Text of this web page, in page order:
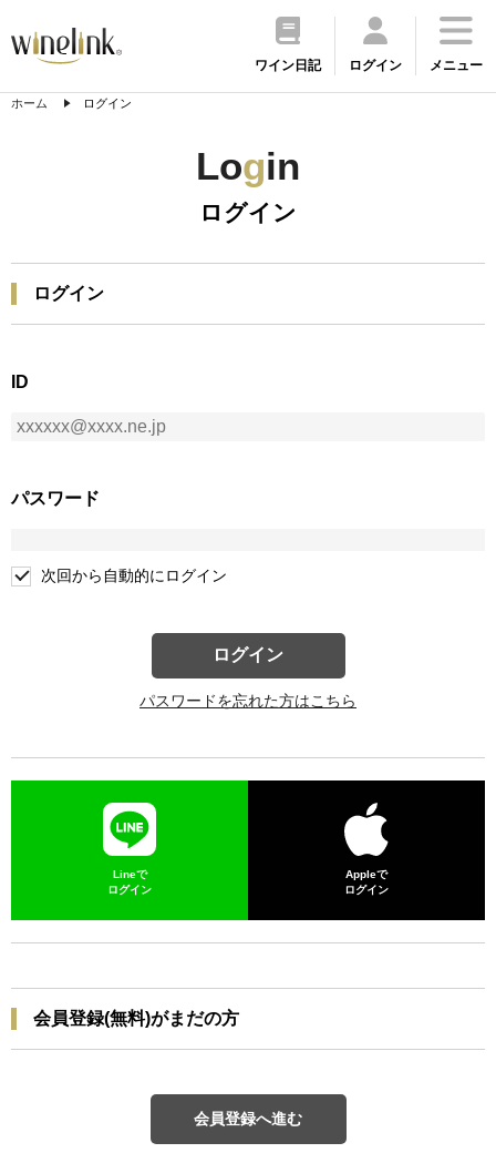
ワイン日記 ログイン メニュー
ホーム ログイン
Login
ログイン
ログイン
ID
パスワード
次回から自動的にログイン
ログイン
パスワードを忘れた方はこちら
Lineで
ログイン
Appleで
ログイン
会員登録(無料)がまだの方
会員登録へ進む